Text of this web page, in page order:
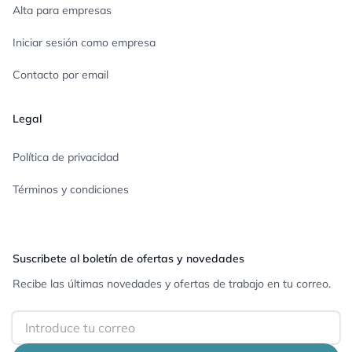
Alta para empresas
Iniciar sesión como empresa
Contacto por email
Legal
Política de privacidad
Términos y condiciones
Suscribete al boletín de ofertas y novedades
Recibe las últimas novedades y ofertas de trabajo en tu correo.
Email